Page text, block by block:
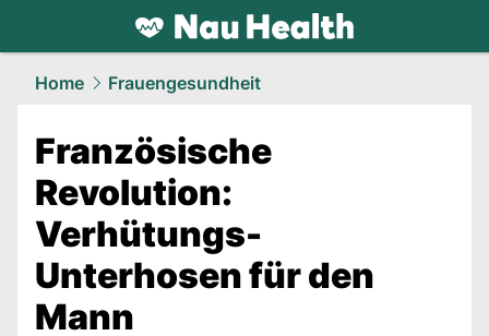
health.NAU.ch
Home Frauengesundheit
Französische
Revolution:
Verhütungs-
Unterhosen für den
Mann